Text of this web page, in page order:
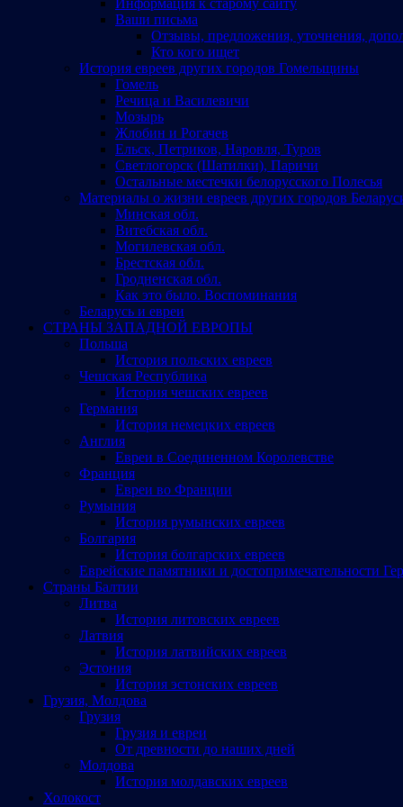
Ваши письма
Отзывы, предложения, уточнения,
Кто кого ищет
История евреев других городов Гомельщины
Гомель
Речица и Василевичи
Мозырь
Жлобин и Рогачев
Ельск, Петриков, Наровля, Туров
Светлогорск (Шатилки), Паричи
Остальные местечки белорусского Полесья
Материалы о жизни евреев других городов
Минская обл.
Витебская обл.
Могилевская обл.
Брестская обл.
Гродненская обл.
Как это было. Воспоминания
Беларусь и евреи
СТРАНЫ ЗАПАДНОЙ ЕВРОПЫ
Польша
История польских евреев
Чешская Республика
История чешских евреев
Германия
История немецких евреев
Англия
Евреи в Соединенном Королевстве
Франция
Евреи во Франции
Румыния
История румынских евреев
Болгария
История болгарских евреев
Еврейские памятники и достопримечательности
Страны Балтии
Литва
История литовских евреев
Латвия
История латвийских евреев
Эстония
История эстонских евреев
Грузия, Молдова
Грузия
Грузия и евреи
От древности до наших дней
Молдова
История молдавских евреев
Холокост